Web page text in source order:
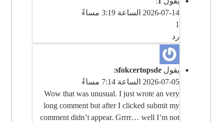
2026-07-14 الساعة 3:19 مساءً
1
رد
يقول sfokcertopsde
:
2026-07-05 الساعة 7:14 مساءً
Wow that was unusual. I just wrote an very
long comment but after I clicked submit my
comment didn’t appear. Grrrr… well I’m not